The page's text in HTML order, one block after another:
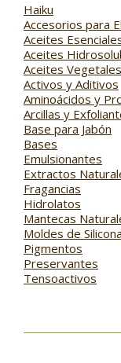
Haiku
Accesorios para
Aceites
Aceites
Aceites Vegetales
Activos y Aditivos
Aminoácidos y
Arcillas y
Base para Jabón
Bases
Emulsionantes
Extractos
Fragancias
Hidrolatos
Mantecas
Moldes de Silicona
Pigmentos
Preservantes
Tensoactivos